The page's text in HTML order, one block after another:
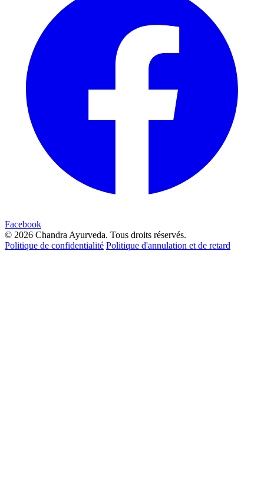
Facebook
© 2026 Chandra Ayurveda. Tous droits réservés.
Politique de confidentialité Politique d'annulation et de retard